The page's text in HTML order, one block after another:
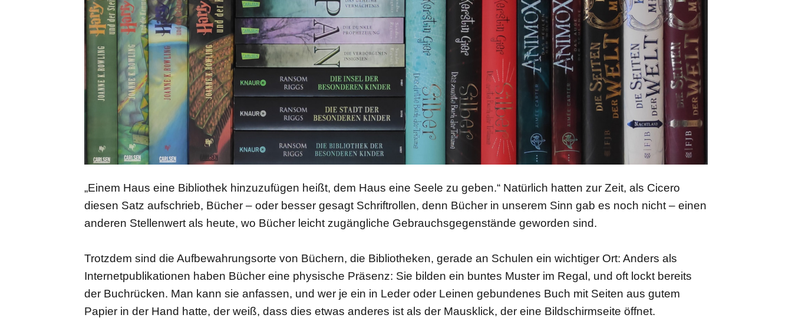
„Einem Haus eine Bibliothek hinzuzufügen heißt, dem Haus eine Seele zu geben.“ Natürlich hatten zur Zeit, als Cicero
diesen Satz aufschrieb, Bücher – oder besser gesagt Schriftrollen, denn Bücher in unserem Sinn gab es noch nicht – einen
anderen Stellenwert als heute, wo Bücher leicht zugängliche Gebrauchsgegenstände geworden sind.
Trotzdem sind die Aufbewahrungsorte von Büchern, die Bibliotheken, gerade an Schulen ein wichtiger Ort: Anders als
Internetpublikationen haben Bücher eine physische Präsenz: Sie bilden ein buntes Muster im Regal, und oft lockt bereits
der Buchrücken. Man kann sie anfassen, und wer je ein in Leder oder Leinen gebundenes Buch mit Seiten aus gutem
Papier in der Hand hatte, der weiß, dass dies etwas anderes ist als der Mausklick, der eine Bildschirmseite öffnet.